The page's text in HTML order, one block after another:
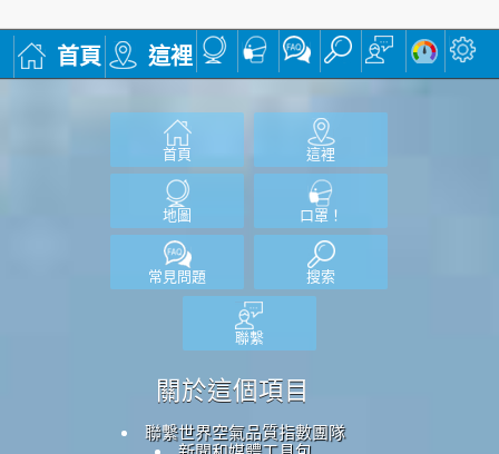
首頁 這裡
首頁 這裡
地圖 口罩！
常見問題 搜索
聯繫
關於這個項目
聯繫世界空氣品質指數團隊